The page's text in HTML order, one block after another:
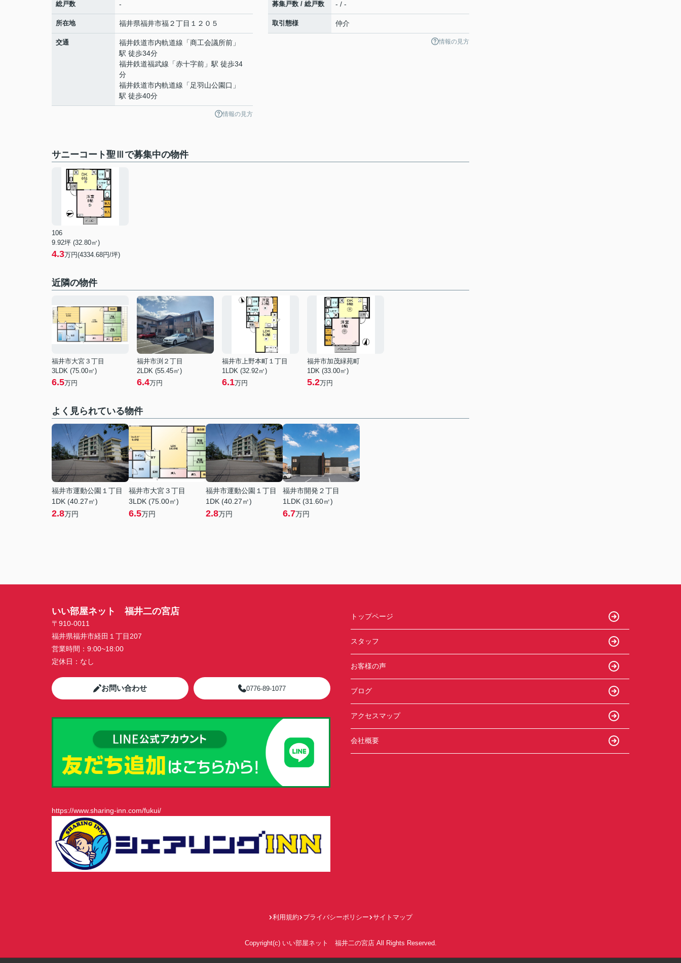
総戸数 -
所在地 福井県福井市福２丁目１２０５
交通 福井鉄道市内軌道線 「商工会議所前 」
駅 徒歩34分
福井鉄道福武線 「赤十字前 」駅 徒歩34
分
福井鉄道市内軌道線 「 足羽山公園口 」
駅 徒歩40分
情報の見方
募集戸数 / 総戸数 - / -
取引態様 仲介
情報の見方
サニーコート聖Ⅲで募集中の物件
106
9.92坪 (32.80㎡)
4.3万円(4334.68円/坪)
近隣の物件
福井市大宮３丁目
3LDK (75.00㎡)
6.5万円
福井市渕２丁目
2LDK (55.45㎡)
6.4万円
福井市上野本町１丁目
1LDK (32.92㎡)
6.1万円
福井市加茂緑苑町
1DK (33.00㎡)
5.2万円
よく見られている物件
福井市運動公園１丁目
1DK (40.27㎡)
2.8万円
福井市大宮３丁目
3LDK (75.00㎡)
6.5万円
福井市運動公園１丁目
1DK (40.27㎡)
2.8万円
福井市開発２丁目
1LDK (31.60㎡)
6.7万円
いい部屋ネット 福井二の宮店
〒910-0011
福井県福井市経田１丁目207
営業時間： 9:00~18:00
定休日： なし
お問い合わせ 0776-89-1077
https://www.sharing-inn.com/fukui/
トップページ
スタッフ
お客様の声
ブログ
アクセスマップ
会社概要
利用規約 プライバシーポリシー サイトマップ
Copyright(c) いい部屋ネット 福井二の宮店 All Rights Reserved.